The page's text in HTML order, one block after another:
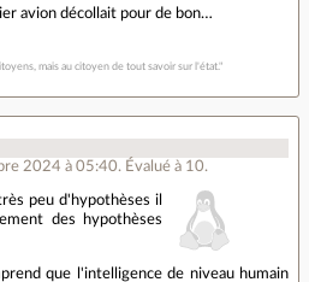
avion décollait pour de bon…
mais au citoyen de tout savoir sur l'état."
2024 à 05:40. Évalué à 10.
peu d'hypothèses il
des hypothèses
que l'intelligence de niveau humain